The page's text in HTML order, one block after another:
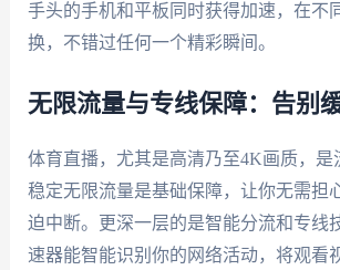
手头的手机和平板同时获得加速，在不
换，不错过任何一个精彩瞬间。
无限流量与专线保障：告别
体育直播，尤其是高清乃至4K画质，是
稳定无限流量是基础保障，让你无需担
迫中断。更深一层的是智能分流和专线
速器能智能识别你的网络活动，将观看